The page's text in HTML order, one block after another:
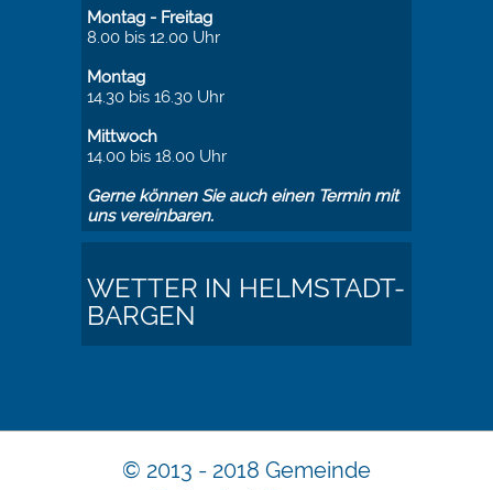
Montag - Freitag
8.00 bis 12.00 Uhr
Montag
14.30 bis 16.30 Uhr
Mittwoch
14.00 bis 18.00 Uhr
Gerne können Sie auch einen Termin mit
uns vereinbaren.
WETTER IN HELMSTADT-
BARGEN
© 2013 - 2018 Gemeinde